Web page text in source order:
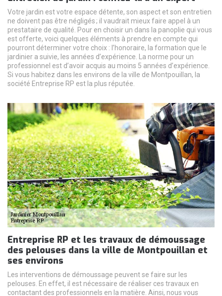
Votre jardin est votre espace détente, son aspect et son entretien
ne doivent pas être négligés ; il vaudrait mieux faire appel à un
prestataire de qualité. Pour en choisir un dans la panoplie qui vous
est offerte, voici quelques éléments à prendre en compte qui
pourront déterminer votre choix : l’honoraire, la formation que le
jardinier a suivie, les années d’expérience. La norme pour un
professionnel est d’avoir acquis au moins 5 années d’expérience.
Si vous habitez dans les environs de la ville de Montpouillan, la
société Entreprise RP est la plus réputée.
Entreprise RP et les travaux de démoussage
des pelouses dans la ville de Montpouillan et
ses environs
Les interventions de démoussage peuvent se faire sur les
pelouses. En effet, il est nécessaire de réaliser ces travaux en
contactant des professionnels en la matière. Ainsi, nous vous